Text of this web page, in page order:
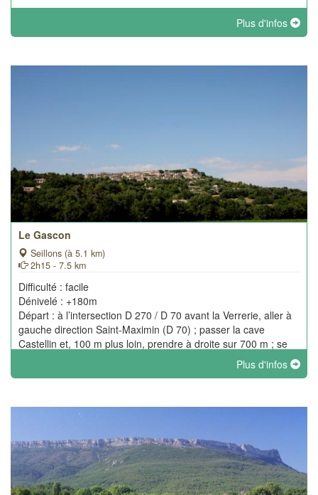
Plus d'infos
Le Gascon
Seillons (à 5.1 km)
2h15 - 7.5 km
Difficulté : facile
Dénivelé : +180m
Départ : à l’intersection D 270 / D 70 avant la Verrerie, aller à
gauche direction Saint-Maximin (D 70) ; passer la cave
Castellin et, 100 m plus loin, prendre à droite sur 700 m ; se
garer sur l’esplanade à droite de la barrière forestièrePlus d'infos